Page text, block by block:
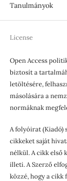
Tanulmányok
License
Open Access
biztosít a
letöltésére,
másolására a
normáknak
A folyóirat (Kiadó)
cikkeket saját
nélkül. A cikk első
illeti. A Szerző
közzé, hogy a cikk